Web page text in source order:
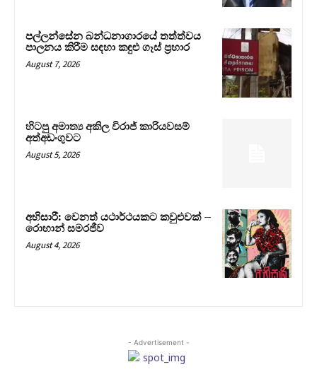
පල්ලන්සේන බන්ධනාගාරයේ තත්ත්වය
පාලනය කිරීම සඳහා කඳුළු ගෑස් ප්‍රහාර
August 7, 2026
හිටපු අමාත්‍ය අකිල විරාජ් කාරියවසම්
අත්අඩංගුවට
August 5, 2026
අභිසාරී: වෙනත් යථාර්ථයකට කවුළුවක් –
රොහාන් සමරජීව
August 4, 2026
- Advertisement -